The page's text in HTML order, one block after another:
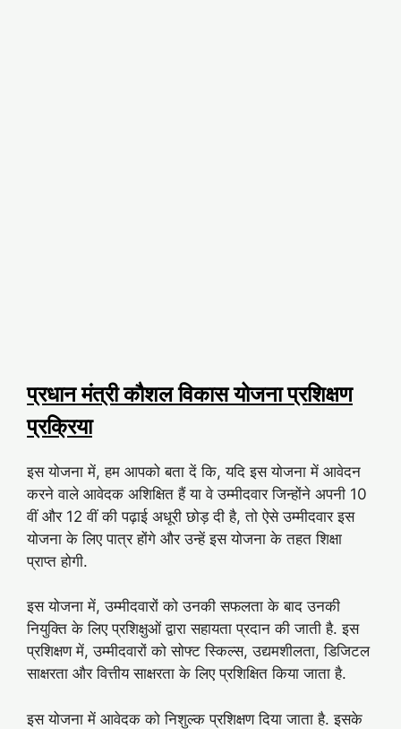
प्रधान मंत्री कौशल विकास योजना प्रशिक्षण
प्रक्रिया
इस योजना में, हम आपको बता दें कि, यदि इस योजना में आवेदन
करने वाले आवेदक अशिक्षित हैं या वे उम्मीदवार जिन्होंने अपनी 10
वीं और 12 वीं की पढ़ाई अधूरी छोड़ दी है, तो ऐसे उम्मीदवार इस
योजना के लिए पात्र होंगे और उन्हें इस योजना के तहत शिक्षा
प्राप्त होगी.
इस योजना में, उम्मीदवारों को उनकी सफलता के बाद उनकी
नियुक्ति के लिए प्रशिक्षुओं द्वारा सहायता प्रदान की जाती है. इस
प्रशिक्षण में, उम्मीदवारों को सोफ्ट स्किल्स, उद्यमशीलता, डिजिटल
साक्षरता और वित्तीय साक्षरता के लिए प्रशिक्षित किया जाता है.
इस योजना में आवेदक को निशुल्क प्रशिक्षण दिया जाता है. इसके